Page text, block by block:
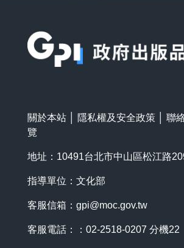
關於本站 隱私權及安全政策 聯
覽
地址：10491台北市中山區松江路
指導單位：文化部
客服信箱： gpi@moc.gov.tw
客服電話：：02-2518-0207 分機22